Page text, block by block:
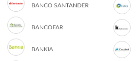
BANCO SANTANDER
BANCOFAR
BANKIA